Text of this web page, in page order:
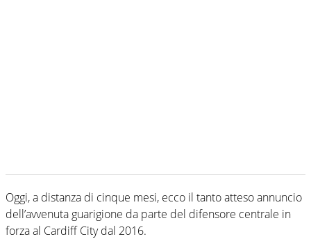
Oggi, a distanza di cinque mesi, ecco il tanto atteso annuncio
dell’avvenuta guarigione da parte del difensore centrale in
forza al Cardiff City dal 2016.